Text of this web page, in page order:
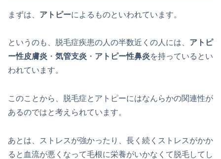
まずは、 アトピーによるものといわれています。
というのも、脱毛症疾患の人の半数近くの人には、 アトピ
ー性皮膚炎 ・ 気管支炎 ・ アトピー性鼻炎を持っているとい
われています。
このことから、脱毛症とアトピーにはなんらかの関連性が
あるのではと考えられています。
あとは、ストレスが強かったり、長く続くストレスがかか
ると血流が悪くなって毛根に栄養がいかなくて脱毛してし